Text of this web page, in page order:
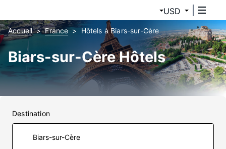
USD
Accueil France Hôtels à Biars-sur-Cère
Biars-sur-Cère Hôtels
Destination